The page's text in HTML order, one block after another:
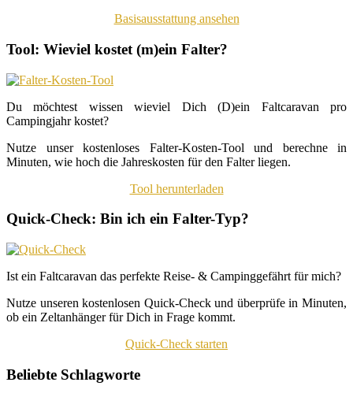
Basisausstattung ansehen
Tool: Wieviel kostet (m)ein Falter?
Du möchtest wissen wieviel Dich (D)ein Faltcaravan pro
Campingjahr kostet?
Nutze unser kostenloses Falter-Kosten-Tool und berechne in
Minuten, wie hoch die Jahreskosten für den Falter liegen.
Tool herunterladen
Quick-Check: Bin ich ein Falter-Typ?
Ist ein Faltcaravan das perfekte Reise- & Campinggefährt für mich?
Nutze unseren kostenlosen Quick-Check und überprüfe in Minuten,
ob ein Zeltanhänger für Dich in Frage kommt.
Quick-Check starten
Beliebte Schlagworte